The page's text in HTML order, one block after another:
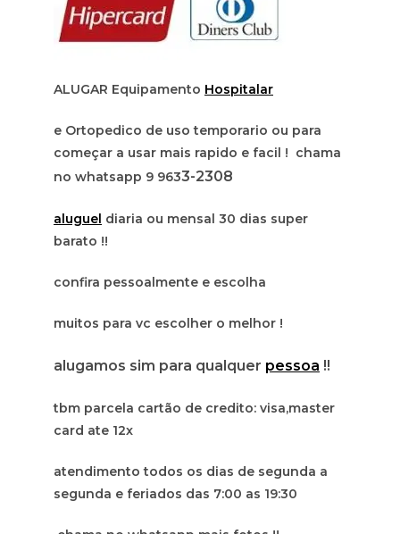
ALUGAR Equipamento Hospitalar
e Ortopedico de uso temporario ou para
começar a usar mais rapido e facil ! chama
no whatsapp 9 9633-2308
aluguel diaria ou mensal 30 dias super
barato !!
confira pessoalmente e escolha
muitos para vc escolher o melhor !
alugamos sim para qualquer pessoa !!
tbm parcela cartão de credito: visa,master
card ate 12x
atendimento todos os dias de segunda a
segunda e feriados das 7:00 as 19:30